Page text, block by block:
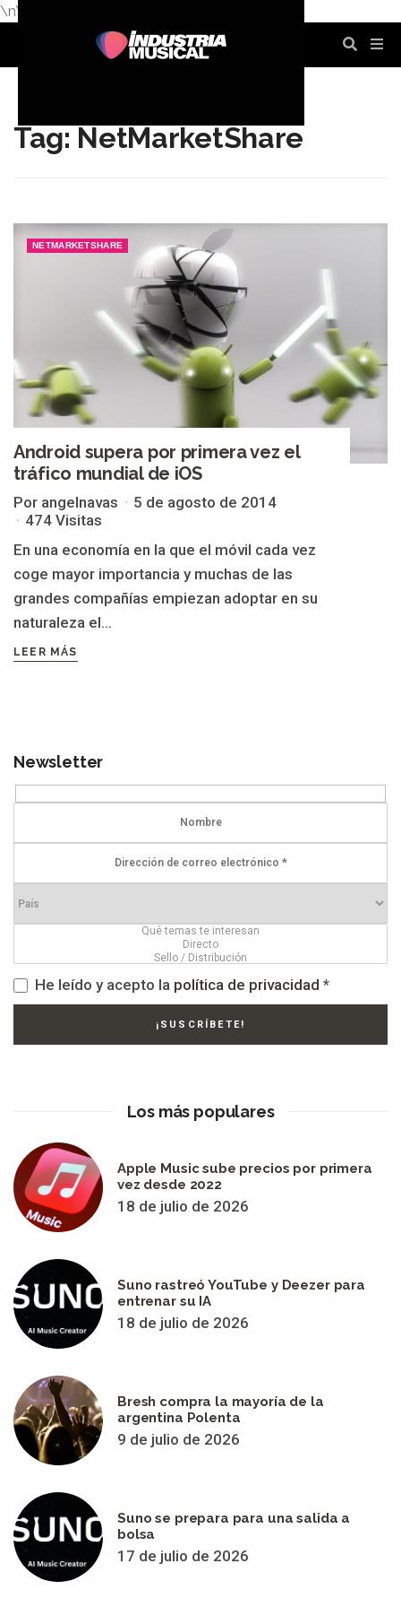
\n\n
Tag: NetMarketShare
NETMARKETSHARE
Android supera por primera vez el
tráfico mundial de iOS
Por angelnavas
5 de agosto de 2014
474 Visitas
En una economía en la que el móvil cada vez
coge mayor importancia y muchas de las
grandes compañías empiezan adoptar en su
naturaleza el...
LEER MÁS
Newsletter
He leído y acepto la política de privacidad *
Los más populares
Apple Music sube precios por primera
vez desde 2022
18 de julio de 2026
Suno rastreó YouTube y Deezer para
entrenar su IA
18 de julio de 2026
Bresh compra la mayoría de la
argentina Polenta
9 de julio de 2026
Suno se prepara para una salida a
bolsa
17 de julio de 2026